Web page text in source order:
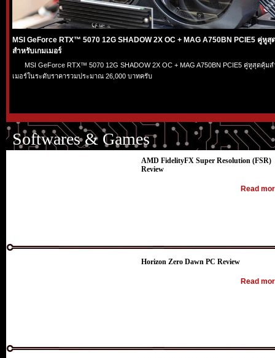
MSI GeForce RTX™ 5070 12G SHADOW 2X OC + MAG A750BN PCIE5 คู่หูสุ
สำหรับเกมเมอร์
MSI GeForce RTX™ 5070 12G SHADOW 2X OC + MAG A750BN PCIE5 คู่หูสุดคุ้ม
เมอร์ในระดับราคารวมประมาณ 26,000 บาทครับ
Softwares & Games
AMD FidelityFX Super Resolution (FSR)
Review
Read
Horizon Zero Dawn PC Review
Read